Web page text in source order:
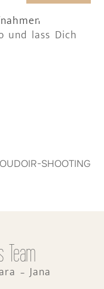
und lass Dich
SHOOTING
Team
– Jana